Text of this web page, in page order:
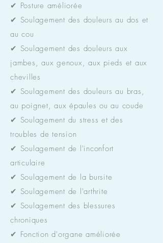
✔ Posture améliorée
✔ Soulagement des douleurs au dos et
au cou
✔ Soulagement des douleurs aux
jambes, aux genoux, aux pieds et aux
chevilles
✔ Soulagement des douleurs au bras,
au poignet, aux épaules ou au coude
✔ Soulagement du stress et des
troubles de tension
✔ Soulagement de l'inconfort
articulaire
✔ Soulagement de la bursite
✔ Soulagement de l'arthrite
✔ Soulagement des blessures
chroniques
✔ Fonction d'organe améliorée